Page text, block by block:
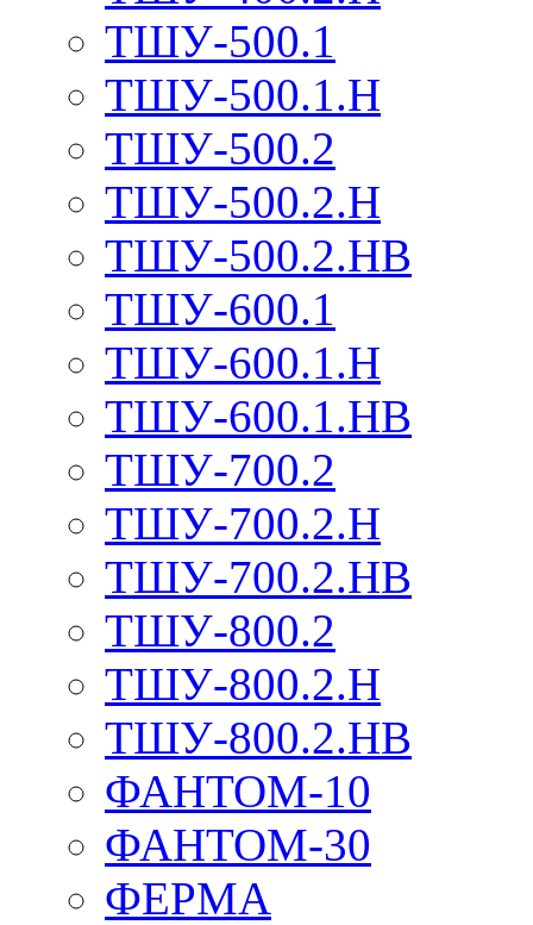
ТШУ-500.1
ТШУ-500.1.Н
ТШУ-500.2
ТШУ-500.2.Н
ТШУ-500.2.НВ
ТШУ-600.1
ТШУ-600.1.Н
ТШУ-600.1.НВ
ТШУ-700.2
ТШУ-700.2.Н
ТШУ-700.2.НВ
ТШУ-800.2
ТШУ-800.2.Н
ТШУ-800.2.НВ
ФАНТОМ-10
ФАНТОМ-30
ФЕРМА